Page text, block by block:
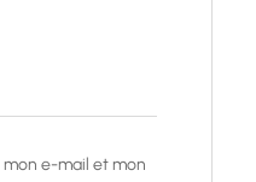
e-mail et mon